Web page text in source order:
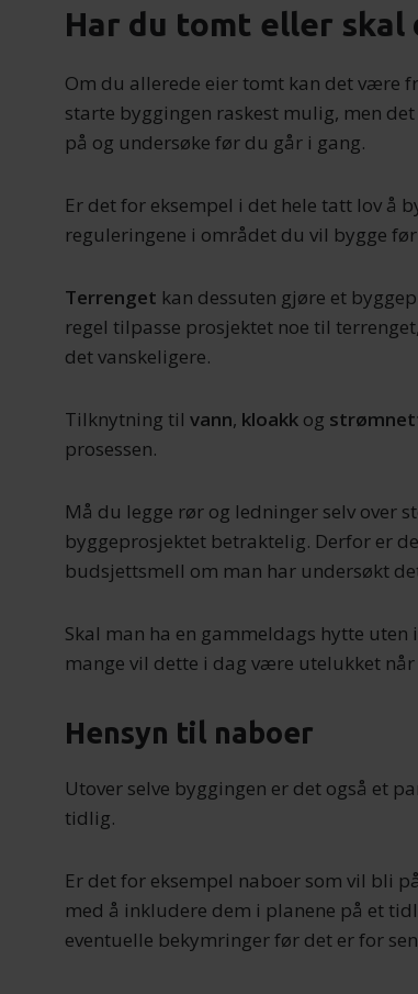
Har du tomt eller skal
Om du allerede eier tomt kan det være
starte byggingen raskest mulig, men
på og undersøke før du går i gang.
Er det for eksempel i det hele tatt lov å
reguleringene i området du vil bygge
Terrenget kan dessuten gjøre et
regel tilpasse prosjektet noe til
det vanskeligere.
Tilknytning tilvann, kloakk og
prosessen.
Må du legge rør og ledninger selv over
byggeprosjektet betraktelig. Derfor er
budsjettsmell om man har undersøkt
Skal man ha en gammeldags hytte
mange vil dette i dag være utelukket
Hensyn til naboer
Utover selve byggingen er det også et
tidlig.
Er det for eksempel naboer som vil bli
med å inkludere dem i planene på et
eventuelle bekymringer før det er for